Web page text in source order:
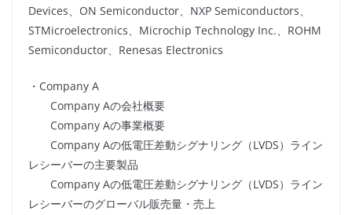
Devices、ON Semiconductor、NXP Semiconductors、
STMicroelectronics、Microchip Technology Inc.、ROHM
Semiconductor、Renesas Electronics
・Company A
Company Aの会社概要
Company Aの事業概要
Company Aの低電圧差動シグナリング（LVDS）ライン
レシーバーの主要製品
Company Aの低電圧差動シグナリング（LVDS）ライン
レシーバーのグローバル販売量・売上